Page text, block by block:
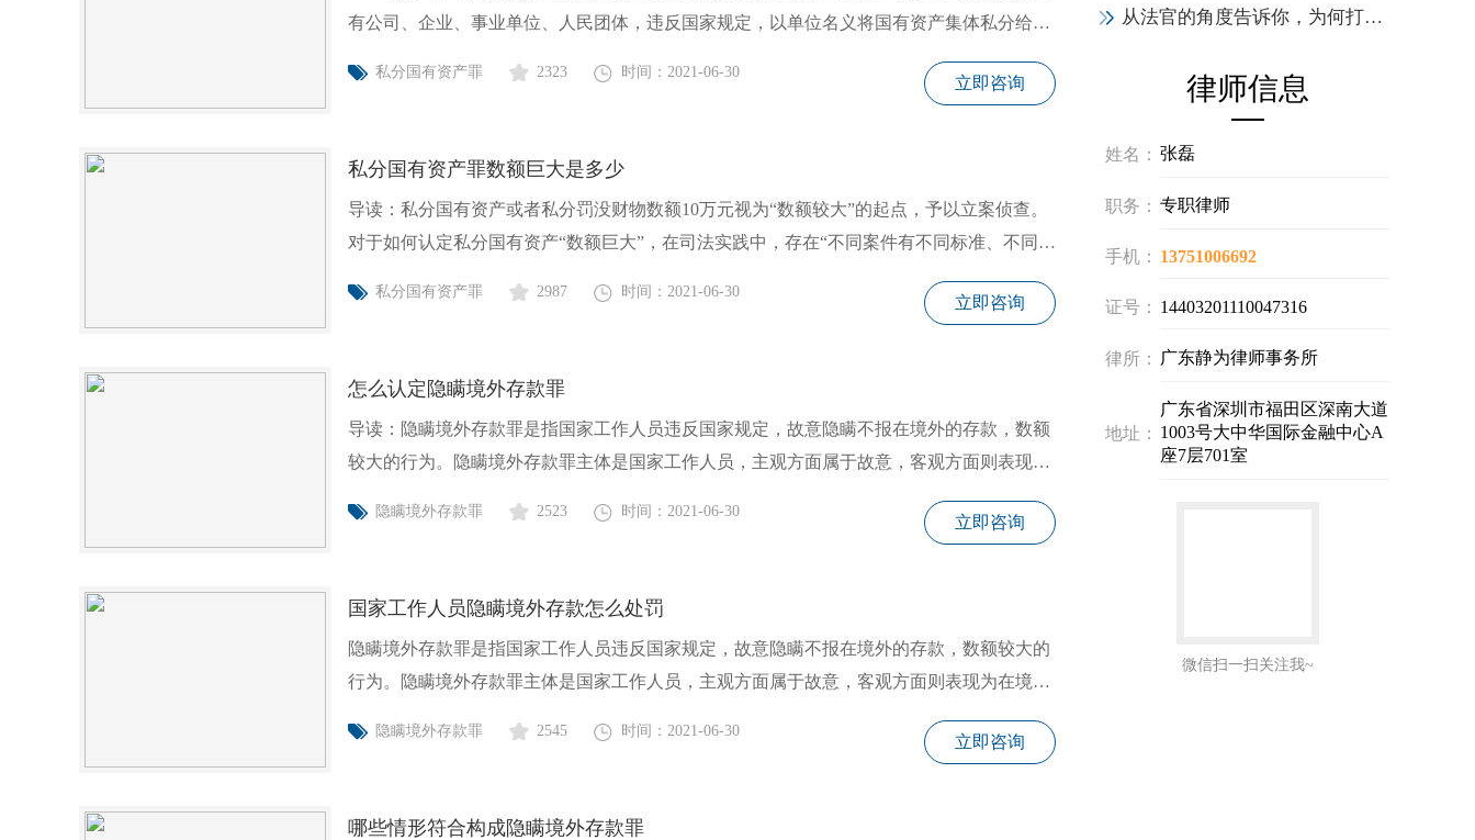
从法官的角度告诉你，为何打官司一定要请律师
律师信息
姓名： 张磊
职务： 专职律师
手机： 13751006692
证号： 14403201110047316
律所： 广东静为律师事务所
地址：
广东省深圳市福田区深南大道
1003号大中华国际金融中心A
座7层701室
微信扫一扫关注我~
有公司、企业、事业单位、人民团体，违反国家规定，以单位名义将国有资产集体私分给个
私分国有资产罪 2323 时间：2021-06-30
立即咨询
私分国有资产罪数额巨大是多少
导读：私分国有资产或者私分罚没财物数额10万元视为“数额较大”的起点，予以立案侦查。
对于如何认定私分国有资产“数额巨大”，在司法实践中，存在“不同案件有不同标准、不同地
私分国有资产罪 2987 时间：2021-06-30
立即咨询
怎么认定隐瞒境外存款罪
导读：隐瞒境外存款罪是指国家工作人员违反国家规定，故意隐瞒不报在境外的存款，数额
较大的行为。隐瞒境外存款罪主体是国家工作人员，主观方面属于故意，客观方面则表现为
隐瞒境外存款罪 2523 时间：2021-06-30
立即咨询
国家工作人员隐瞒境外存款怎么处罚
隐瞒境外存款罪是指国家工作人员违反国家规定，故意隐瞒不报在境外的存款，数额较大的
行为。隐瞒境外存款罪主体是国家工作人员，主观方面属于故意，客观方面则表现为在境外
隐瞒境外存款罪 2545 时间：2021-06-30
立即咨询
哪些情形符合构成隐瞒境外存款罪